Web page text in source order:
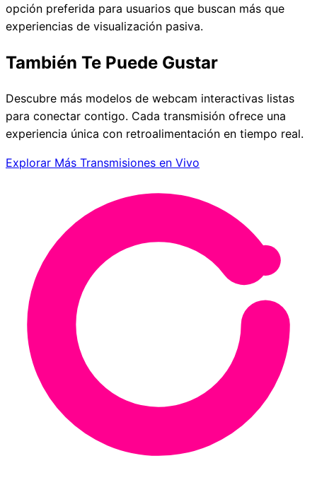
opción preferida para usuarios que buscan más que
experiencias de visualización pasiva.
También Te Puede Gustar
Descubre más modelos de webcam interactivas listas
para conectar contigo. Cada transmisión ofrece una
experiencia única con retroalimentación en tiempo real.
Explorar Más Transmisiones en Vivo